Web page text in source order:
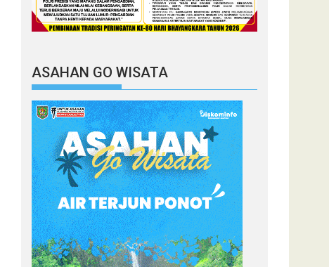
ASAHAN GO WISATA